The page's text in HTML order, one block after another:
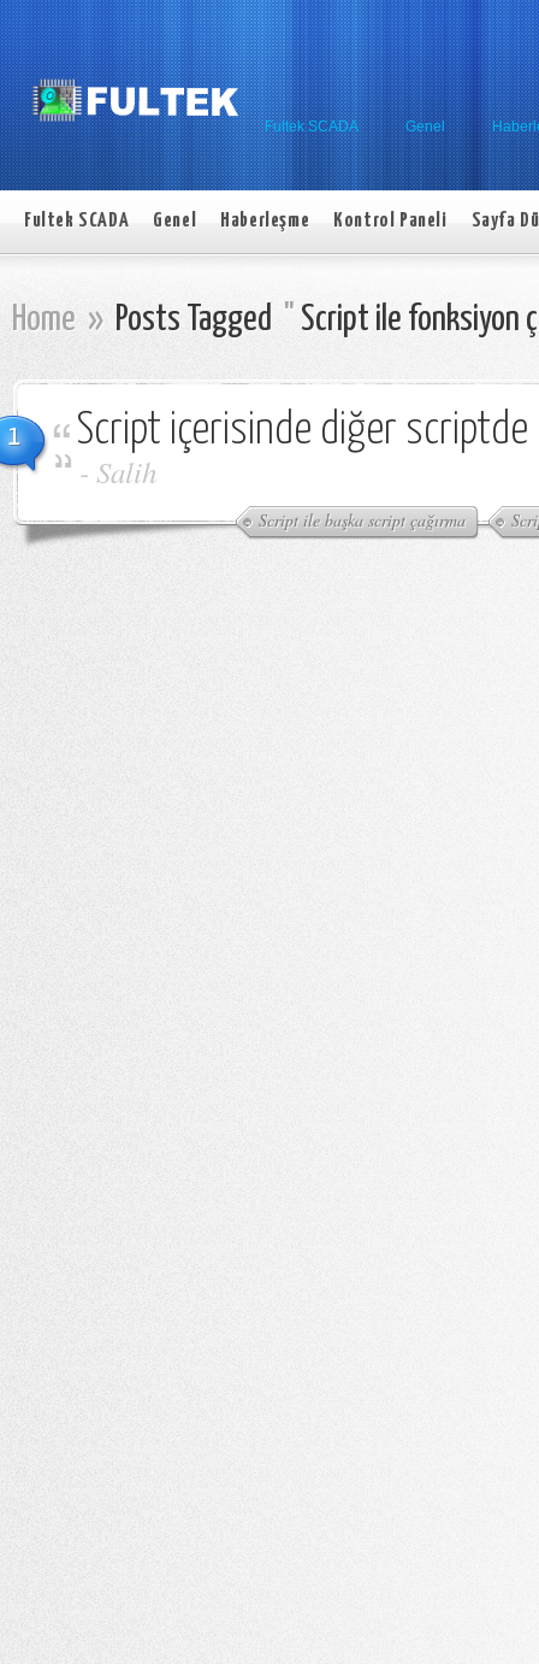
Fultek SCADA Genel
Fultek SCADA Genel Haberleşme Kontrol Paneli Sayfa
Home » Posts Tagged " Script ile fonksiyon
1 Script içerisinde diğer scriptde
- Salih
Script ile başka script çağırma